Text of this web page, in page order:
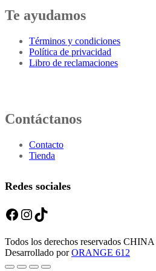
Te ayudamos
Términos y condiciones
Política de privacidad
Libro de reclamaciones
Contáctanos
Contacto
Tienda
Redes sociales
Facebook Instagram TikTok
Todos los derechos reservados
Desarrollado porORANGE 612